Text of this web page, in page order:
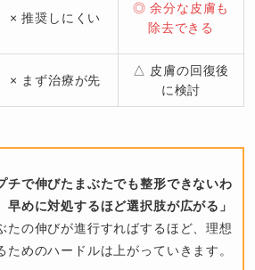
× 推奨しにくい
◎ 余分な皮膚も
除去できる
× まず治療が先
△ 皮膚の回復後
に検討
チで伸びたまぶたでも整形できないわ
早めに対処するほど選択肢が広がる」
たの伸びが進行すればするほど、理想
ためのハードルは上がっていきます。